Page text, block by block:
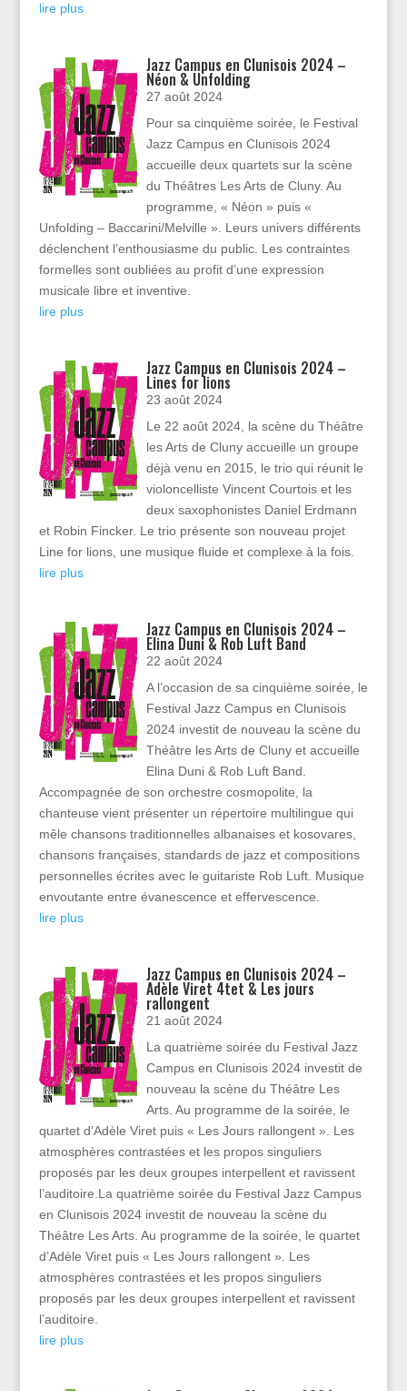
lire plus
Jazz Campus en Clunisois 2024 –
Néon & Unfolding
27 août 2024
Pour sa cinquième soirée, le Festival
Jazz Campus en Clunisois 2024
accueille deux quartets sur la scène
du Théâtres Les Arts de Cluny. Au
programme, « Néon » puis «
Unfolding – Baccarini/Melville ». Leurs univers différents
déclenchent l’enthousiasme du public. Les contraintes
formelles sont oubliées au profit d’une expression
musicale libre et inventive.
lire plus
Jazz Campus en Clunisois 2024 –
Lines for lions
23 août 2024
Le 22 août 2024, la scène du Théâtre
les Arts de Cluny accueille un groupe
déjà venu en 2015, le trio qui réunit le
violoncelliste Vincent Courtois et les
deux saxophonistes Daniel Erdmann
et Robin Fincker. Le trio présente son nouveau projet
Line for lions, une musique fluide et complexe à la fois.
lire plus
Jazz Campus en Clunisois 2024 –
Elina Duni & Rob Luft Band
22 août 2024
A l’occasion de sa cinquième soirée, le
Festival Jazz Campus en Clunisois
2024 investit de nouveau la scène du
Théâtre les Arts de Cluny et accueille
Elina Duni & Rob Luft Band.
Accompagnée de son orchestre cosmopolite, la
chanteuse vient présenter un répertoire multilingue qui
mêle chansons traditionnelles albanaises et kosovares,
chansons françaises, standards de jazz et compositions
personnelles écrites avec le guitariste Rob Luft. Musique
envoutante entre évanescence et effervescence.
lire plus
Jazz Campus en Clunisois 2024 –
Adèle Viret 4tet & Les jours
rallongent
21 août 2024
La quatrième soirée du Festival Jazz
Campus en Clunisois 2024 investit de
nouveau la scène du Théâtre Les
Arts. Au programme de la soirée, le
quartet d’Adèle Viret puis « Les Jours rallongent ». Les
atmosphères contrastées et les propos singuliers
proposés par les deux groupes interpellent et ravissent
l’auditoire.La quatrième soirée du Festival Jazz Campus
en Clunisois 2024 investit de nouveau la scène du
Théâtre Les Arts. Au programme de la soirée, le quartet
d’Adèle Viret puis « Les Jours rallongent ». Les
atmosphères contrastées et les propos singuliers
proposés par les deux groupes interpellent et ravissent
l’auditoire.
lire plus